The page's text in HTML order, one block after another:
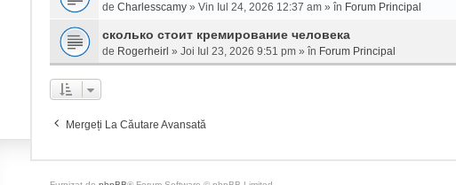
de Charlesscamy» Vin Iul 24, 2026 12:37 am » în Forum Principal
сколько стоит кремирование человека
de Rogerheirl » Joi Iul 23, 2026 9:51 pm » în Forum Principal
Mergeți La Căutare Avansată